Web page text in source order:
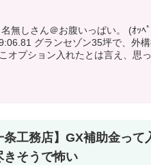
無しさん＠お腹いっぱい。 (ｵｯﾍﾟｹ Srf1-
で、外構抜いて4300万の見積だった そ
オプション入れたとは言え、思
条工務店】GX補助金って
きそうで怖い